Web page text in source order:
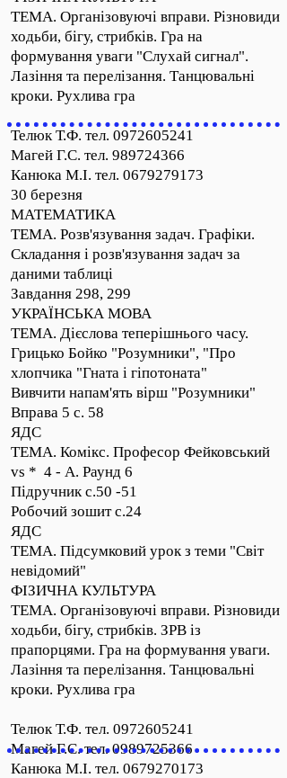
ТЕМА. Організовуючі вправи. Різновиди
ходьби, бігу, стрибків. Гра на
формування уваги "Слухай сигнал".
Лазіння та перелізання. Танцювальні
кроки. Рухлива гра
Телюк Т.Ф. тел. 0972605241
Магей Г.С. тел. 989724366
Канюка М.І. тел. 0679279173
30 березня
МАТЕМАТИКА
ТЕМА. Розв'язування задач. Графіки.
Складання і розв'язування задач за
даними таблиці
Завдання 298, 299
УКРАЇНСЬКА МОВА
ТЕМА. Дієслова теперішнього часу.
Грицько Бойко "Розумники", "Про
хлопчика "Гната і гіпотоната"
Вивчити напам'ять вірш "Розумники"
Вправа 5 с. 58
ЯДС
ТЕМА. Комікс. Професор Фейковський
vs * 4 - А. Раунд 6
Підручник с.50 -51
Робочий зошит с.24
ЯДС
ТЕМА. Підсумковий урок з теми "Світ
невідомий"
ФІЗИЧНА КУЛЬТУРА
ТЕМА. Організовуючі вправи. Різновиди
ходьби, бігу, стрибків. ЗРВ із
прапорцями. Гра на формування уваги.
Лазіння та перелізання. Танцювальні
кроки. Рухлива гра
Телюк Т.Ф. тел. 0972605241
Магей Г.С. тел. 0989725366
Канюка М.І. тел. 0679270173